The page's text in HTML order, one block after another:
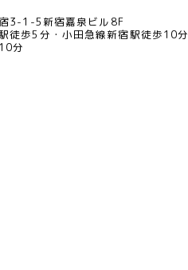
3-1-5新宿嘉泉ビル8F
徒歩5分 小田急線新宿駅徒歩10分
分